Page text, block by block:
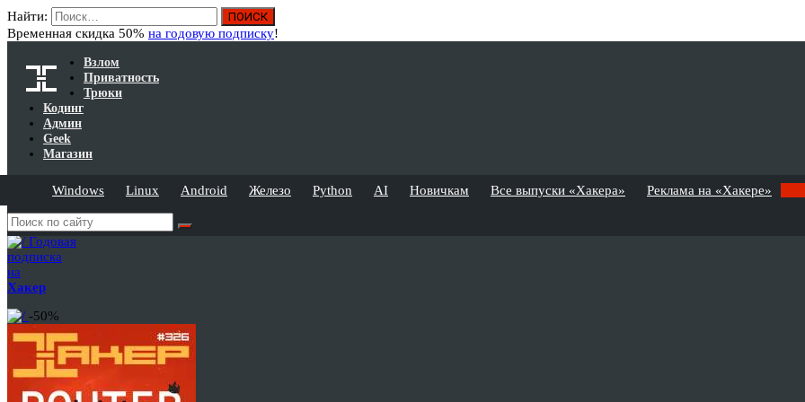
Найти:
Временная скидка 50% на годовую подписку!
Взлом
Приватность
Трюки
Кодинг
Админ
Geek
Магазин
Windows Linux Android Железо Python AI Новичкам Все выпуски «Хакера» Реклама на «Хакере»
Годовая
подписка
на
Хакер
-50%